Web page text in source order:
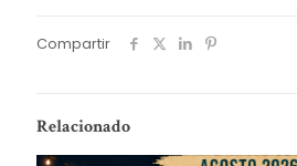
Compartir
Relacionado